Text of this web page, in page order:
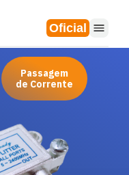
Oficial
Passagem
de Corrente